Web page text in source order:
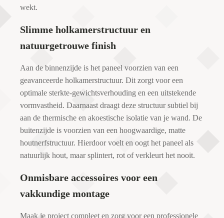
wekt.
Slimme holkamerstructuur en
natuurgetrouwe finish
Aan de binnenzijde is het paneel voorzien van een
geavanceerde holkamerstructuur. Dit zorgt voor een
optimale sterkte-gewichtsverhouding en een uitstekende
vormvastheid. Daarnaast draagt deze structuur subtiel bij
aan de thermische en akoestische isolatie van je wand. De
buitenzijde is voorzien van een hoogwaardige, matte
houtnerfstructuur. Hierdoor voelt en oogt het paneel als
natuurlijk hout, maar splintert, rot of verkleurt het nooit.
Onmisbare accessoires voor een
vakkundige montage
Maak je project compleet en zorg voor een professionele